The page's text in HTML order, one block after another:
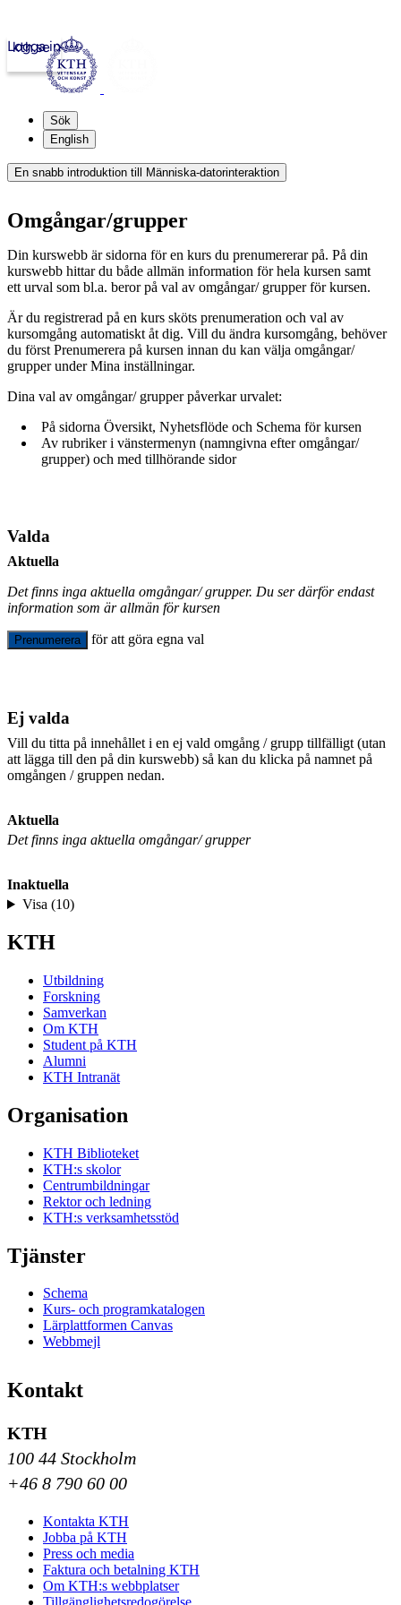
kth.se
Logga in
Sök
English
En snabb introduktion till Människa-datorinteraktion
Omgångar/grupper
Din kurswebb är sidorna för en kurs du prenumererar på. På din
kurswebb hittar du både allmän information för hela kursen samt
ett urval som bl.a. beror på val av omgångar/ grupper för kursen.
Är du registrerad på en kurs sköts prenumeration och val av
kursomgång automatiskt åt dig. Vill du ändra kursomgång, behöver
du först Prenumerera på kursen innan du kan välja omgångar/
grupper under Mina inställningar.
Dina val av omgångar/ grupper påverkar urvalet:
På sidorna Översikt, Nyhetsflöde och Schema för kursen
Av rubriker i vänstermenyn (namngivna efter omgångar/
grupper) och med tillhörande sidor
Valda
Aktuella
Det finns inga aktuella omgångar/ grupper. Du ser därför endast
information som är allmän för kursen
Prenumerera för att göra egna val
Ej valda
Vill du titta på innehållet i en ej vald omgång / grupp tillfälligt (utan
att lägga till den på din kurswebb) så kan du klicka på namnet på
omgången / gruppen nedan.
Aktuella
Det finns inga aktuella omgångar/ grupper
Inaktuella
Visa (10)
KTH
Utbildning
Forskning
Samverkan
Om KTH
Student på KTH
Alumni
KTH Intranät
Organisation
KTH Biblioteket
KTH:s skolor
Centrumbildningar
Rektor och ledning
KTH:s verksamhetsstöd
Tjänster
Schema
Kurs- och programkatalogen
Lärplattformen Canvas
Webbmejl
Kontakt
KTH
100 44 Stockholm
+46 8 790 60 00
Kontakta KTH
Jobba på KTH
Press och media
Faktura och betalning KTH
Om KTH:s webbplatser